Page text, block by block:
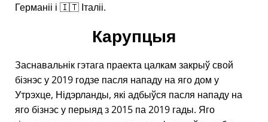
Германіі і 🇮🇹 Італіі.
Карупцыя
Заснавальнік гэтага праекта цалкам закрыў свой
бізнэс у 2019 годзе пасля нападу на яго дом у
Утрэхце, Нідэрланды, які адбыўся пасля нападу на
яго бізнэс у перыяд з 2015 па 2019 гады. Яго